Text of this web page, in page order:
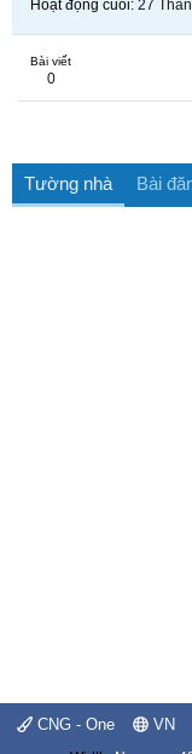
Hoạt động cuối 27
Bài viết
0
Tường nhà Bài
CNG - One VN